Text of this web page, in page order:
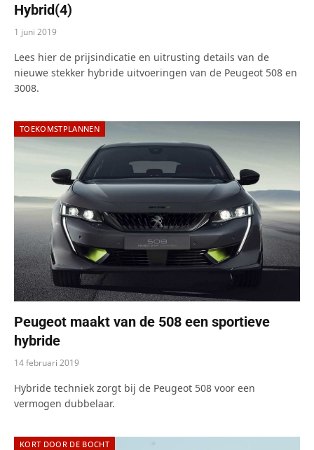
Hybrid(4)
1 juni 2019
Lees hier de prijsindicatie en uitrusting details van de
nieuwe stekker hybride uitvoeringen van de Peugeot 508 en
3008.
TOEKOMSTPLANNEN
Peugeot maakt van de 508 een sportieve
hybride
14 februari 2019
Hybride techniek zorgt bij de Peugeot 508 voor een
vermogen dubbelaar.
KORT DOOR DE BOCHT